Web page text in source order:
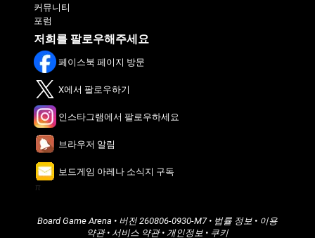
커뮤니티
포럼
저희를 팔로우해주세요
페이스북 페이지 방문
X에서 팔로우하기
인스타그램에서 팔로우하세요
브라우저 알림
보드게임 아레나 소식지 구독
Board Game Arena • 버전 260806-0930-M7• 법률 정보• 이용
약관• 서비스 약관• 개인정보• 쿠키
π